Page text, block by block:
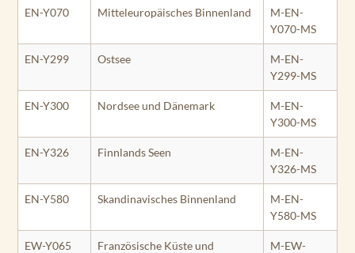
EN-Y070 Mitteleuropäisches Binnenland
M-EN-
Y070-MS
EN-Y299 Ostsee
M-EN-
Y299-MS
EN-Y300 Nordsee und Dänemark
M-EN-
Y300-MS
EN-Y326 Finnlands Seen
M-EN-
Y326-MS
EN-Y580 Skandinavisches Binnenland
M-EN-
Y580-MS
EW-Y065
Französische Küste und
M-EW-